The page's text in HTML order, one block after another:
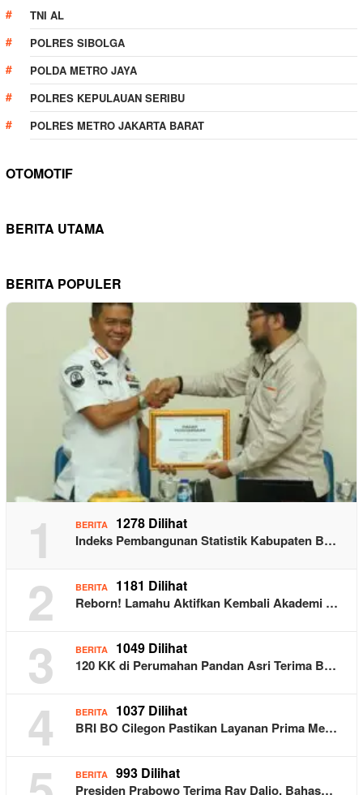
TNI AL
POLRES SIBOLGA
POLDA METRO JAYA
POLRES KEPULAUAN SERIBU
POLRES METRO JAKARTA BARAT
OTOMOTIF
BERITA UTAMA
BERITA POPULER
1 BERITA 1278 Dilihat
Indeks Pembangunan Statistik Kabupaten B…
2 BERITA 1181 Dilihat
Reborn! Lamahu Aktifkan Kembali Akademi …
3 BERITA 1049 Dilihat
120 KK di Perumahan Pandan Asri Terima B…
4 BERITA 1037 Dilihat
BRI BO Cilegon Pastikan Layanan Prima Me…
BERITA 993 Dilihat
Presiden Prabowo Terima Ray Dalio, Bahas…